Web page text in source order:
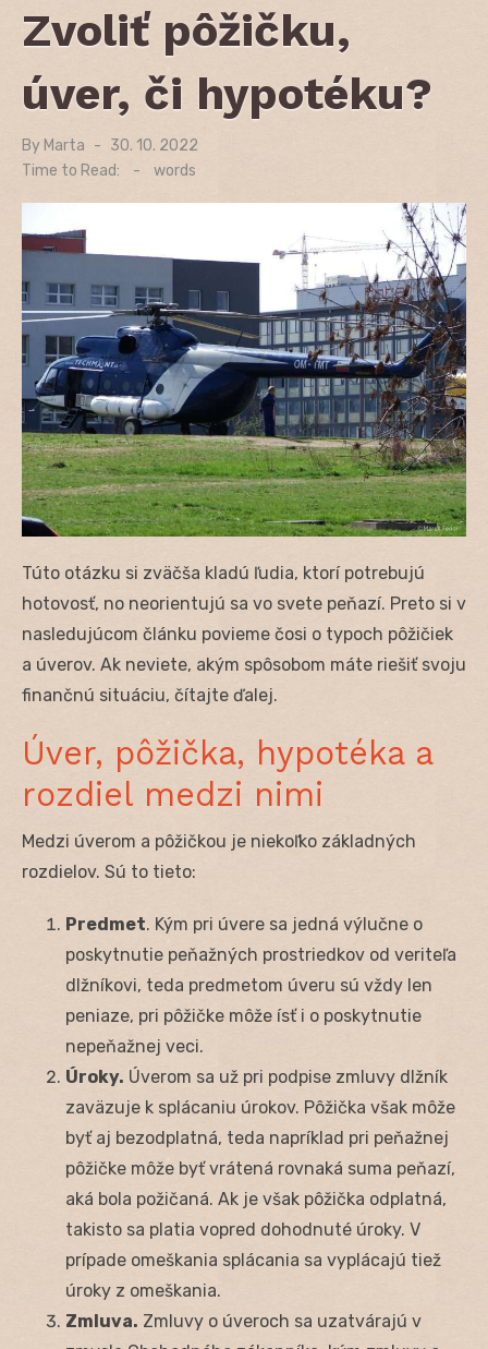
Zvoliť pôžičku,
úver, či hypotéku?
By Marta
Posted
on
30. 10. 2022
Time to Read:
- words
Túto otázku si zväčša kladú ľudia, ktorí potrebujú
hotovosť, no neorientujú sa vo svete peňazí. Preto si v
nasledujúcom článku povieme čosi o typoch pôžičiek
a úverov. Ak neviete, akým spôsobom máte riešiť svoju
finančnú situáciu, čítajte ďalej.
Úver, pôžička, hypotéka a
rozdiel medzi nimi
Medzi úverom a pôžičkou je niekoľko základných
rozdielov. Sú to tieto:
Predmet. Kým pri úvere sa jedná výlučne o
poskytnutie peňažných prostriedkov od veriteľa
dlžníkovi, teda predmetom úveru sú vždy len
peniaze, pri pôžičke môže ísť i o poskytnutie
nepeňažnej veci.
Úroky. Úverom sa už pri podpise zmluvy dlžník
zaväzuje k splácaniu úrokov. Pôžička však môže
byť aj bezodplatná, teda napríklad pri peňažnej
pôžičke môže byť vrátená rovnaká suma peňazí,
aká bola požičaná. Ak je však pôžička odplatná,
takisto sa platia vopred dohodnuté úroky. V
prípade omeškania splácania sa vyplácajú tiež
úroky z omeškania.
Zmluva. Zmluvy o úveroch sa uzatvárajú v